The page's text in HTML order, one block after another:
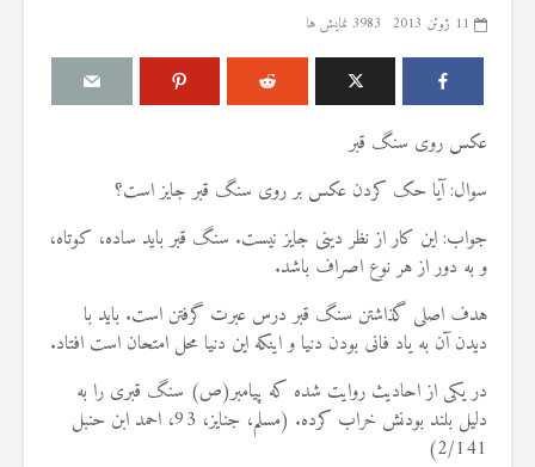
11 ژوئن 2013 3983 نمایش ها
عکس روی سنگ قبر
سوال: آیا حک کردن عکس بر روی سنگ قبر جایز است؟
جواب: این کار از نظر دینی جایز نیست. سنگ قبر باید ساده، کوتاه،
و به دور از هر نوع اصراف باشد.
هدف اصلی گذاشتن سنگ قبر درس عبرت گرفتن است. باید با
دیدن آن به یاد فانی بودن دنیا و اینکه این دنیا محل امتحان است افتاد.
در یکی از احادیث روایت شده که پیامبر(ص) سنگ قبری را به
دلیل بلند بودنش خراب کرده. (مسلم، جنایز، 93، احمد ابن حنبل
2/141)
درباره سنگ زدن به
شیطان و دویدن مردان
میان صفا و مروه
20 جولای 2026
27 نمایش ها
شوهرم به سراغ زن دیگری
رفته، اما مرا طلاق
نمی‌دهد. چه باید کرد؟
19 جولای 2026
در آیه ۷۸ سوره واقعه
آیا سوراخ
کشتن آن